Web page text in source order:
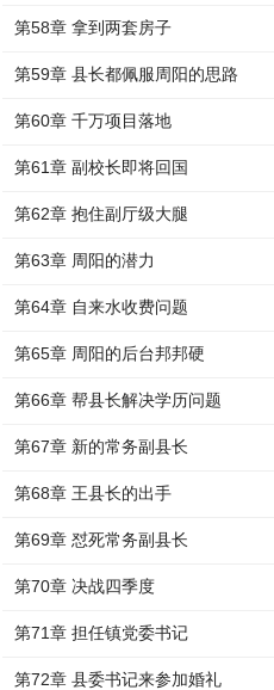
第58章 拿到两套房子
第59章 县长都佩服周阳的思路
第60章 千万项目落地
第61章 副校长即将回国
第62章 抱住副厅级大腿
第63章 周阳的潜力
第64章 自来水收费问题
第65章 周阳的后台邦邦硬
第66章 帮县长解决学历问题
第67章 新的常务副县长
第68章 王县长的出手
第69章 怼死常务副县长
第70章 决战四季度
第71章 担任镇党委书记
第72章 县委书记来参加婚礼